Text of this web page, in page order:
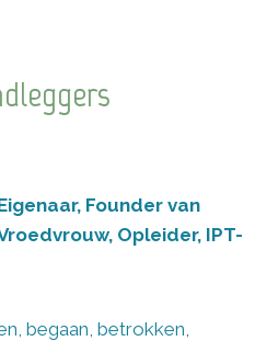
Founder van
Opleider, IPT-
begaan, betrokken,